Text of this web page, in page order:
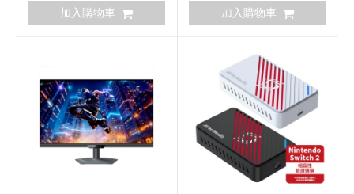
加入購物車 加入購物車